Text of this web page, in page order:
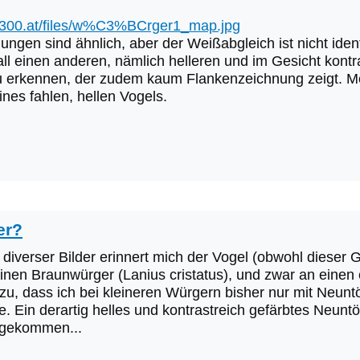
files/w%C3%BCrger1_map.jpg
sind ähnlich, aber der Weißabgleich ist nicht
einen anderen, nämlich helleren und im Gesicht
erkennen, der zudem kaum Flankenzeichnung zeigt.
fahlen, hellen Vogels.
Bilder erinnert mich der Vogel (obwohl dieser
Braunwürger (Lanius cristatus), und zwar an einen
dass ich bei kleineren Würgern bisher nur mit
Ein derartig helles und kontrastreich gefärbtes